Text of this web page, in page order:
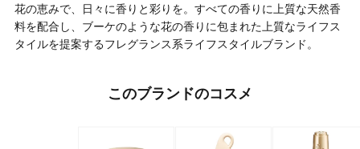
花の恵みで、日々に香りと彩りを。すべての香りに上質な天然香
料を配合し、ブーケのような花の香りに包まれた上質なライフス
タイルを提案するフレグランス系ライフスタイルブランド。
このブランドのコスメ